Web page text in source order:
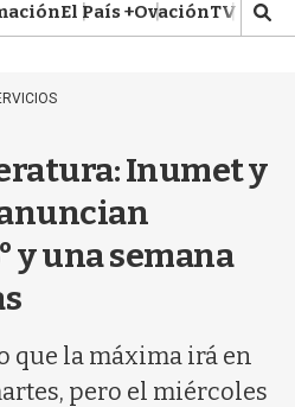
El País +OvaciónTV Show
M
o
r
b
Inumet y
y una semana
que la máxima irá en
pero el miércoles